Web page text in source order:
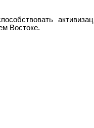
Востоке.